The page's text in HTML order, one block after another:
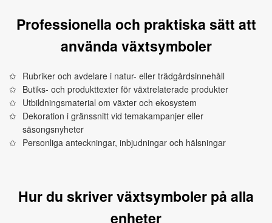
Professionella och praktiska sätt att
använda växtsymboler
Rubriker och avdelare i natur- eller trädgårdsinnehåll
Butiks- och produkttexter för växtrelaterade produkter
Utbildningsmaterial om växter och ekosystem
Dekoration i gränssnitt vid temakampanjer eller
säsongsnyheter
Personliga anteckningar, inbjudningar och hälsningar
Hur du skriver växtsymboler på alla
enheter